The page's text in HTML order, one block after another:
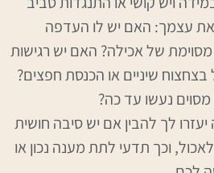
את עצמך: האם יש לו העדפה
של אכילה? האם יש רגישות
שיניים או הכנסת חפצים?
נעשו עד כה?
לך להבין אם יש סיבה חושית
וכך תדעי לתת מענה נכון או